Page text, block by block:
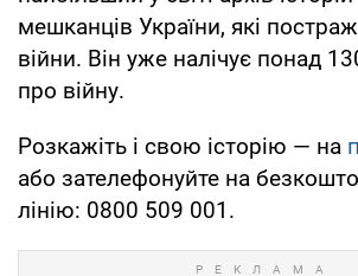
мешканців України, які
війни. Він уже налічує понад
про війну.
Розкажіть і свою історію — на
або зателефонуйте на
лінію: 0800 509 001.